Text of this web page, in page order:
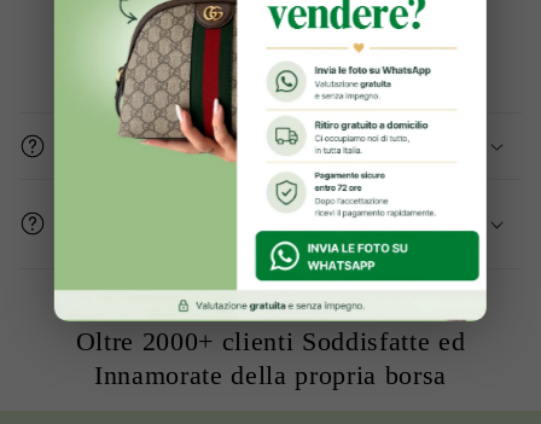
Domande frequenti
Gli articoli sono originali?
Come mi assicurate che le condizioni del
prodotto sono buone?
Oltre 2000+ clienti Soddisfatte ed
Innamorate della propria borsa